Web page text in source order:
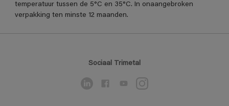
temperatuur tussen de 5°C en 35°C. In onaangebroken
verpakking ten minste 12 maanden.
Sociaal Trimetal